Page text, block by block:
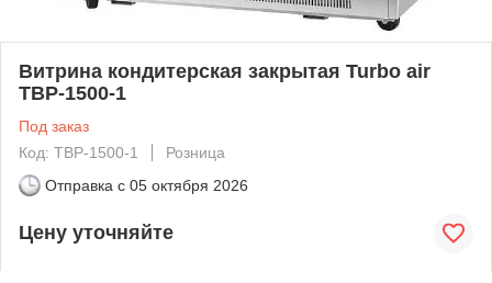
Витрина кондитерская закрытая Turbo air
TBP-1500-1
Под заказ
Код: TBP-1500-1
Розница
Отправка с 05 октября 2026
Цену уточняйте